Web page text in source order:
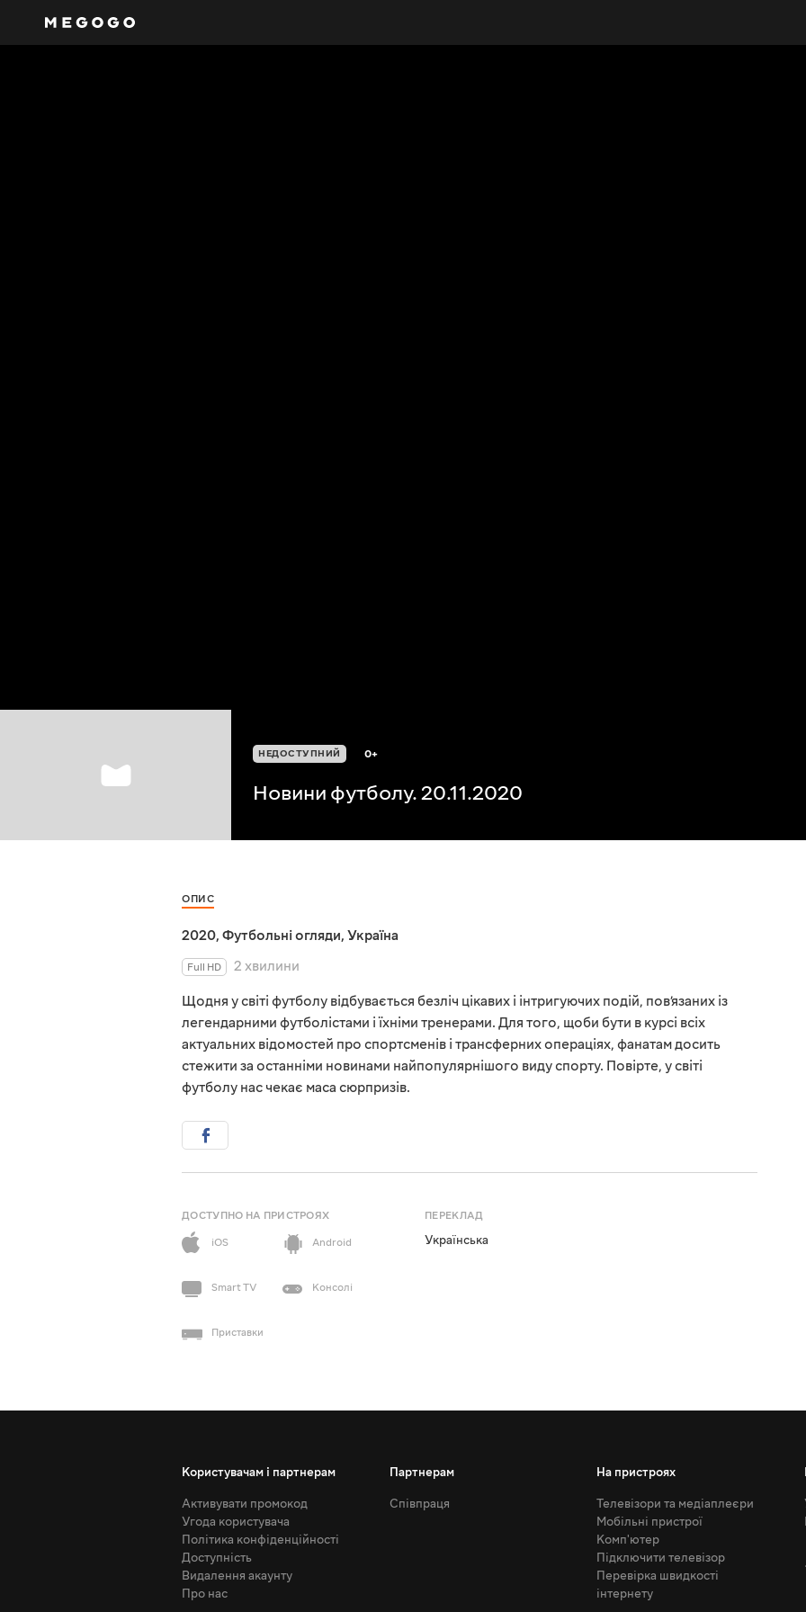
НЕДОСТУПНИЙ 0+
Новини футболу. 20.11.2020
ОПИС
2020, Футбольні огляди, Україна
Full HD
2 хвилини
Щодня у світі футболу відбувається безліч цікавих і інтригуючих подій, пов’язаних із
легендарними футболістами і їхніми тренерами. Для того, щоби бути в курсі всіх
актуальних відомостей про спортсменів і трансферних операціях, фанатам досить
стежити за останніми новинами найпопулярнішого виду спорту. Повірте, у світі
футболу нас чекає маса сюрпризів.
ДОСТУПНО НА ПРИСТРОЯХ
iOS
Android
Smart TV Консолі
Приставки
ПЕРЕКЛАД
Українська
Користувачам і партнерам
Активувати промокод
Угода користувача
Політика конфіденційності
Доступність
Видалення акаунту
Про нас
Партнерам
Співпраця
На пристроях
Телевізори та медіаплеєри
Мобільні пристрої
Комп'ютер
Підключити телевізор
Перевірка швидкості
інтернету